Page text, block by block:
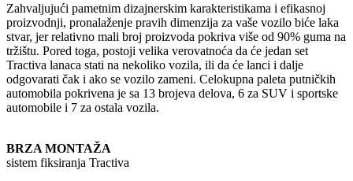
Zahvaljujući pametnim dizajnerskim karakteristikama i efikasnoj
proizvodnji, pronalaženje pravih dimenzija za vaše vozilo biće laka
stvar, jer relativno mali broj proizvoda pokriva više od 90% guma na
tržištu. Pored toga, postoji velika verovatnoća da će jedan set
Tractiva lanaca stati na nekoliko vozila, ili da će lanci i dalje
odgovarati čak i ako se vozilo zameni. Celokupna paleta putničkih
automobila pokrivena je sa 13 brojeva delova, 6 za SUV i sportske
automobile i 7 za ostala vozila.
BRZA MONTAŽA
sistem fiksiranja Tractiva